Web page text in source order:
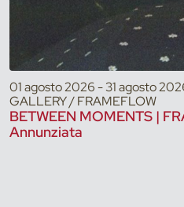
01 agosto 2026 - 31 agosto
GALLERY / FRAMEFLOW
BETWEEN MOMENTS |
Annunziata